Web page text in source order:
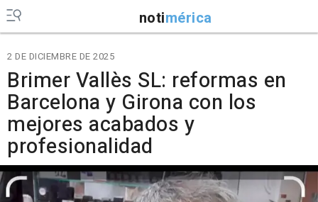
notimérica
2 DE DICIEMBRE DE 2025
Brimer Vallès SL: reformas en
Barcelona y Girona con los
mejores acabados y
profesionalidad